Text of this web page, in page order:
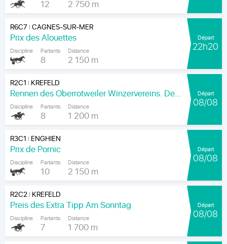
12 2 750 m
R6C7 |CAGNES-SUR-MER
Prix des Alouettes
Discipline Partants
8
Distance
2 150 m
Départ
22h20
R2C1 | KREFELD
Rennen des Oberrotweiler Winzervereins. Der Klassiker Am Kaiser.
Discipline Partants
8
Distance
1 200 m
Départ
08/08
R3C1 | ENGHIEN
Prix de Pornic
Discipline Partants
10
Distance
2 150 m
Départ
08/08
R2C2| KREFELD
Preis des Extra Tipp Am Sonntag
Discipline Partants
7
Distance
1 700 m
Départ
08/08